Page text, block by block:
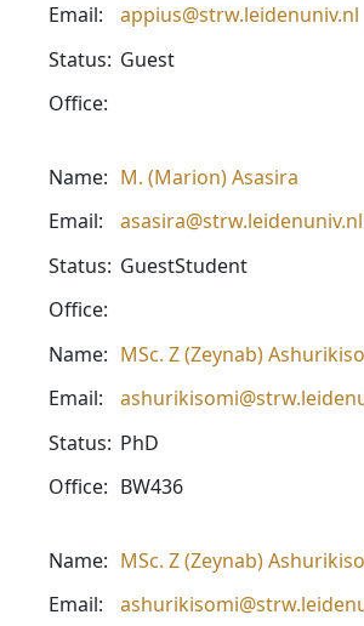
Email:
appius@strw.leidenuniv.nl
Status: Guest
Office:
Name: M. (Marion) Asasira
Email:
asasira@strw.leidenuniv.nl
Status: GuestStudent
Office:
Name: MSc. Z (Zeynab)
Email:
Status: PhD
Office: BW436
Name: MSc. Z (Zeynab)
Email: